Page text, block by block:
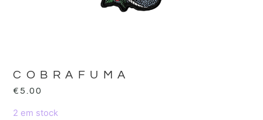
COBRAFUMA
€5.00
2 em stock